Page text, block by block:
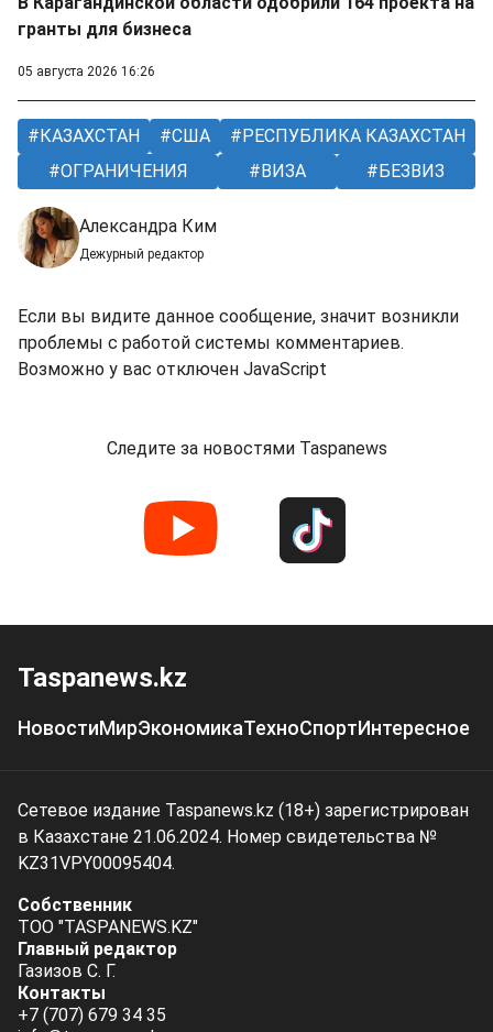
гранты для бизнеса
05 августа 2026 16:26
КАЗАХСТАН США
РЕСПУБЛИКА КАЗАХСТАН
ОГРАНИЧЕНИЯ
ВИЗА БЕЗВИЗ
Александра Ким
Дежурный редактор
Если вы видите данное сообщение, значит возникли
проблемы с работой системы комментариев.
Возможно у вас отключен JavaScript
Следите за новостями Taspanews
Taspanews.kz
НовостиМирЭкономикаТехноСпортИнтересное
Сетевое издание Taspanews.kz (18+) зарегистрирован
в Казахстане 21.06.2024. Номер свидетельства №
KZ31VPY00095404.
Собственник
ТОО "TASPANEWS.KZ"
Главный редактор
Газизов С. Г.
Контакты
+7 (707) 679 34 35